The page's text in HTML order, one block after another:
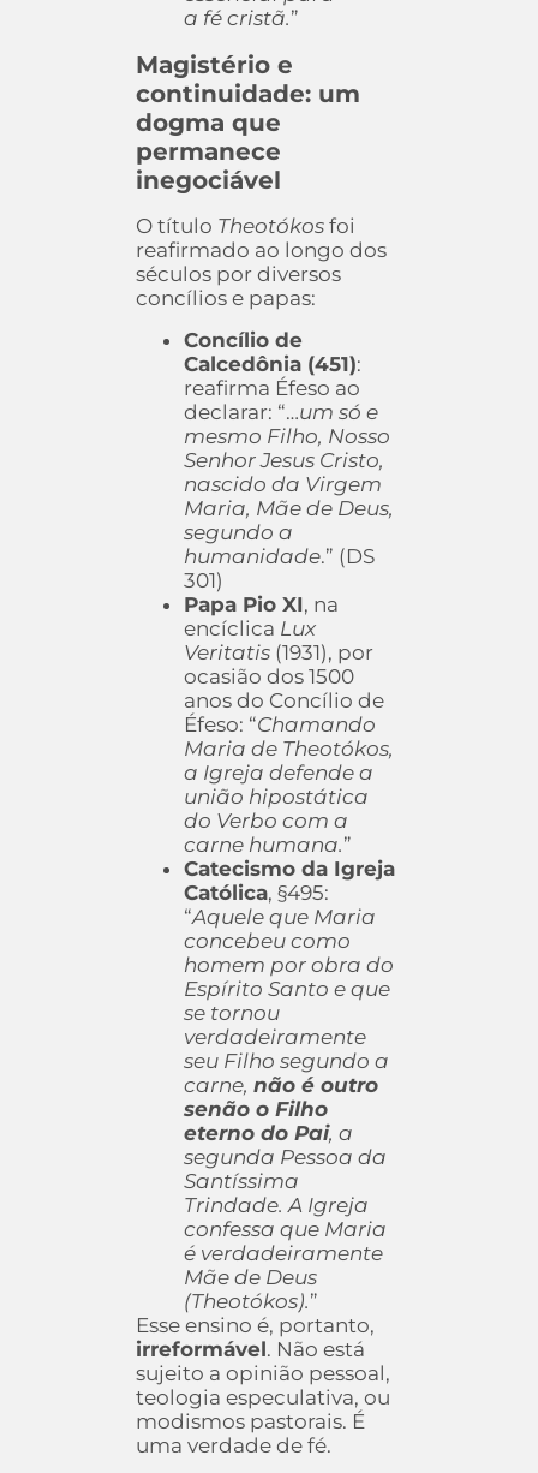
a fé cristã.”
Magistério e
continuidade: um
dogma que
permanece
inegociável
O título Theotókosfoi
reafirmado ao longo dos
séculos por diversos
concílios e papas:
Concílio de
Calcedônia (451):
reafirma Éfeso ao
declarar: “…um só e
mesmo Filho, Nosso
Senhor Jesus Cristo,
nascido da Virgem
Maria, Mãe de Deus,
segundo a
humanidade.” (DS
301)
Papa Pio XI, na
encíclica Lux
Veritatis(1931), por
ocasião dos 1500
anos do Concílio de
Éfeso: “Chamando
Maria de Theotókos,
a Igreja defende a
união hipostática
do Verbo com a
carne humana.”
Catecismo da Igreja
Católica, §495:
“Aquele que Maria
concebeu como
homem por obra do
Espírito Santo e que
se tornou
verdadeiramente
seu Filho segundo a
carne, não é outro
senão o Filho
eterno do Pai, a
segunda Pessoa da
Santíssima
Trindade. A Igreja
confessa que Maria
é verdadeiramente
Mãe de Deus
(Theotókos).”
Esse ensino é, portanto,
irreformável. Não está
sujeito a opinião pessoal,
teologia especulativa, ou
modismos pastorais. É
uma verdade de fé.